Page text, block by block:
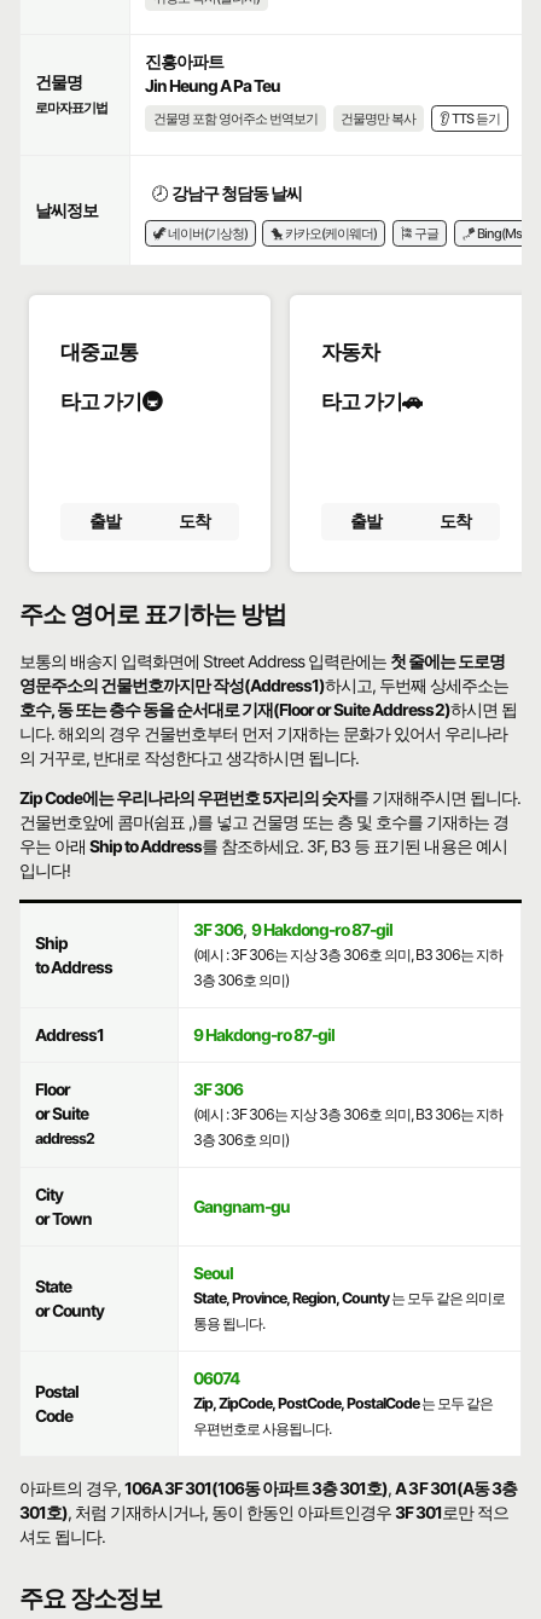
건물명
로마자표기법
진흥아파트
Jin Heung A Pa Teu
건물명 포함 영어주소 번역보기 건물명만 복사 👂 TTS 듣기
날씨정보
🕗 강남구 청담동 날씨
🦖 네이버(기상청) 🐤 카카오(케이웨더) 🎏 구글 🪁 Bing(Msn)
대중교통
타고 가기🚇
출발 도착
자동차
타고 가기🚗
출발 도착
주소 영어로 표기하는 방법
보통의 배송지 입력화면에 Street Address 입력란에는 첫 줄에는 도로명
영문주소의 건물번호까지만 작성(Address1)하시고, 두번째 상세주소는
호수, 동 또는 층수 동을 순서대로 기재(Floor or Suite Address2)하시면 됩
니다. 해외의 경우 건물번호부터 먼저 기재하는 문화가 있어서 우리나라
의 거꾸로, 반대로 작성한다고 생각하시면 됩니다.
Zip Code에는 우리나라의 우편번호 5자리의 숫자를 기재해주시면 됩니다.
건물번호앞에 콤마(쉼표 ,)를 넣고 건물명 또는 층 및 호수를 기재하는 경
우는 아래Ship to Address를 참조하세요. 3F, B3 등 표기된 내용은 예시
입니다!
Ship
to Address
3F 306, 9 Hakdong-ro 87-gil
(예시 : 3F 306는 지상 3층 306호 의미, B3 306는 지하
3층 306호 의미)
Address1 9 Hakdong-ro 87-gil
Floor
or Suite
address2
3F 306
(예시 : 3F 306는 지상 3층 306호 의미, B3 306는 지하
3층 306호 의미)
City
or Town
Gangnam-gu
State
or County
Seoul
State, Province, Region, County는 모두 같은 의미로
통용 됩니다.
Postal
Code
06074
Zip, ZipCode, PostCode, PostalCode는 모두 같은
우편번호로 사용됩니다.
아파트의 경우,106A 3F 301(106동 아파트 3층 301호),A 3F 301(A동 3층
301호), 처럼 기재하시거나, 동이 한동인 아파트인경우3F 301로만 적으
셔도 됩니다.
주요 장소정보